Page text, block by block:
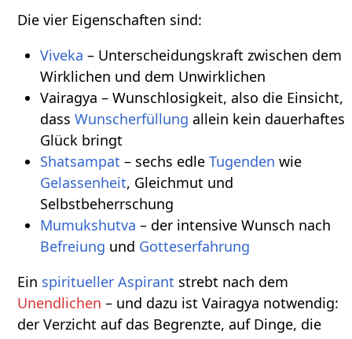
Die vier Eigenschaften sind:
Viveka – Unterscheidungskraft zwischen dem
Wirklichen und dem Unwirklichen
Vairagya – Wunschlosigkeit, also die Einsicht,
dass Wunscherfüllung allein kein dauerhaftes
Glück bringt
Shatsampat – sechs edle Tugenden wie
Gelassenheit, Gleichmut und
Selbstbeherrschung
Mumukshutva – der intensive Wunsch nach
Befreiung und Gotteserfahrung
Ein spiritueller Aspirant strebt nach dem
Unendlichen – und dazu ist Vairagya notwendig:
der Verzicht auf das Begrenzte, auf Dinge, die